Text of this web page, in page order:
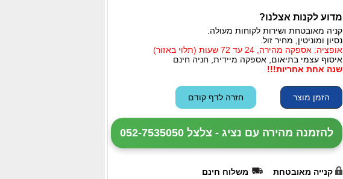
מדוע לקנות אצלנו?
קניה מאובטחת ושירות לקוחות מעולה.
נסיון ומוניטין, מחיר זול.
אופציה: אספקה מהירה, 24 עד 72 שעות (תלוי באזור)
איסוף עצמי בתיאום, אספקה מיידית, חניה חינם
שנה אחת אחריות!!!
להזמנה מהירה עם נציג - צלצל 052-7535050
קנייה מאובטחת משלוח חינם